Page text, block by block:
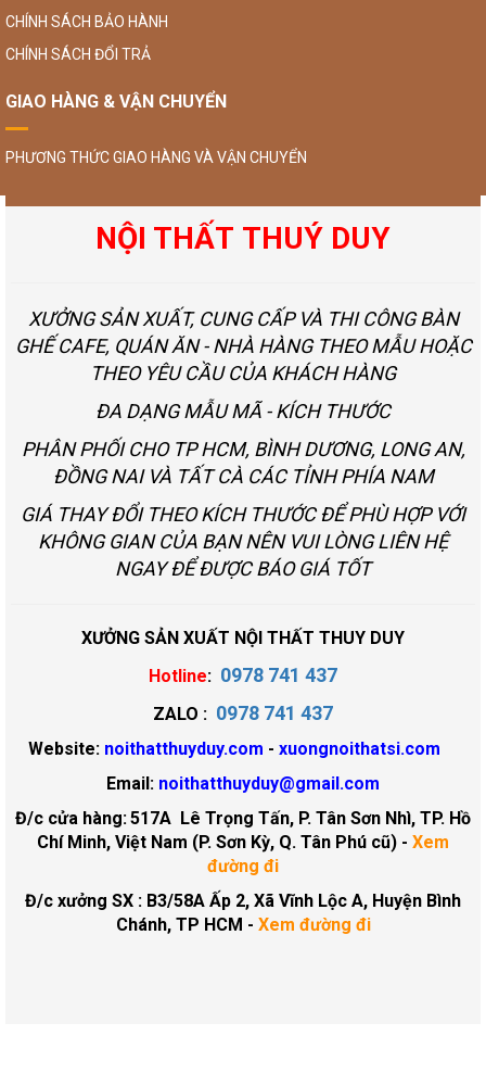
CHÍNH SÁCH BẢO HÀNH
CHÍNH SÁCH ĐỔI TRẢ
GIAO HÀNG & VẬN CHUYỂN
PHƯƠNG THỨC GIAO HÀNG VÀ VẬN CHUYỂN
NỘI THẤT THUÝ DUY
XƯỞNG SẢN XUẤT, CUNG CẤP VÀ THI CÔNG BÀN
GHẾ CAFE, QUÁN ĂN - NHÀ HÀNG THEO MẪU HOẶC
THEO YÊU CẦU CỦA KHÁCH HÀNG
ĐA DẠNG MẪU MÃ - KÍCH THƯỚC
PHÂN PHỐI CHO TP HCM, BÌNH DƯƠNG, LONG AN,
ĐỒNG NAI VÀ TẤT CÀ CÁC TỈNH PHÍA NAM
GIÁ THAY ĐỔI THEO KÍCH THƯỚC ĐỂ PHÙ HỢP VỚI
KHÔNG GIAN CỦA BẠN NÊN VUI LÒNG LIÊN HỆ
NGAY ĐỂ ĐƯỢC BÁO GIÁ TỐT
XƯỞNG SẢN XUẤT NỘI THẤT THUY DUY
Hotline: 0978 741 437
ZALO : 0978 741 437
Website: noithatthuyduy.com - xuongnoithatsi.com
Email: noithatthuyduy@gmail.com
Đ/c cửa hàng:517A Lê Trọng Tấn, P. Tân Sơn Nhì, TP. Hồ
Chí Minh, Việt Nam (P. Sơn Kỳ, Q. Tân Phú cũ) - Xem
đường đi
Đ/c xưởng SX : B3/58A Ấp 2, Xã Vĩnh Lộc A, Huyện Bình
Chánh, TP HCM - Xem đường đi